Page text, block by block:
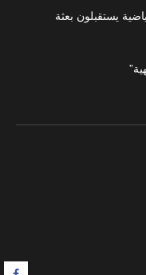
يستقبلون بعثة
F